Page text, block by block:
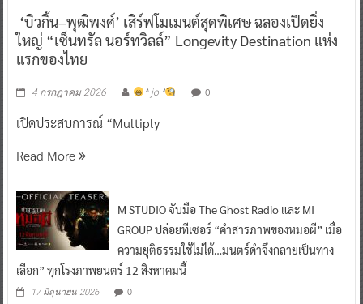
‘บิวกิ้น–พุฒิพงศ์’ เสิร์ฟโมเมนต์สุดพิเศษ ฉลองเปิดยิ่ง
ใหญ่ “เซ็นทรัล นอร์ทวิลล์” Longevity Destination แห่ง
แรกของไทย
4 กรกฎาคม 2026 ^ jo ^ 0
เปิดประสบการณ์ “Multiply
Read More
M STUDIO จับมือ The Ghost Radio และ MI
GROUP ปล่อยทีเซอร์ “คำสารภาพของหมอผี” เมื่อ
ความยุติธรรมใช้ไม่ได้…มนตร์ดำจึงกลายเป็นทาง
เลือก” ทุกโรงภาพยนตร์ 12 สิงหาคมนี้
17 มิถุนายน 2026 0